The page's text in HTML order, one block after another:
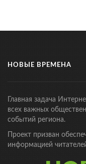
НОВЫЕ ВРЕМЕНА
Главная задача
всех важных
событий региона.
Проект призван
информацией